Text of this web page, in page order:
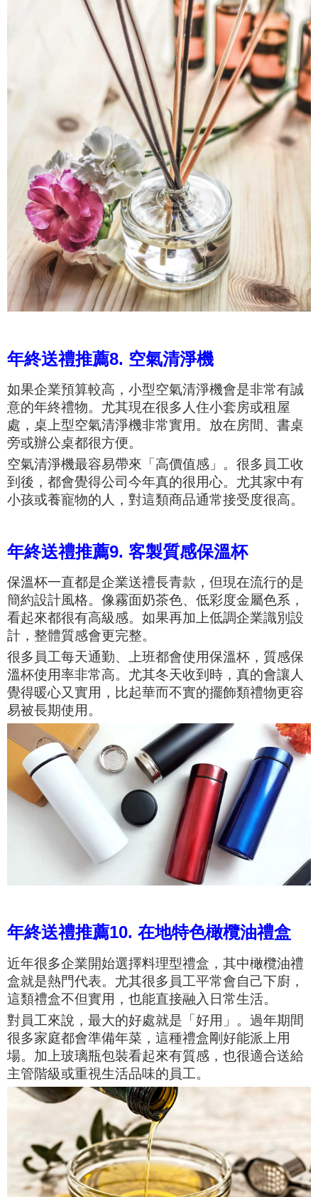
年終送禮推薦8. 空氣清淨機
如果企業預算較高，小型空氣清淨機會是非常有誠
意的年終禮物。尤其現在很多人住小套房或租屋
處，桌上型空氣清淨機非常實用。放在房間、書桌
旁或辦公桌都很方便。
空氣清淨機最容易帶來「高價值感」。很多員工收
到後，都會覺得公司今年真的很用心。尤其家中有
小孩或養寵物的人，對這類商品通常接受度很高。
年終送禮推薦9. 客製質感保溫杯
保溫杯一直都是企業送禮長青款，但現在流行的是
簡約設計風格。像霧面奶茶色、低彩度金屬色系，
看起來都很有高級感。如果再加上低調企業識別設
計，整體質感會更完整。
很多員工每天通勤、上班都會使用保溫杯，質感保
溫杯使用率非常高。尤其冬天收到時，真的會讓人
覺得暖心又實用，比起華而不實的擺飾類禮物更容
易被長期使用。
年終送禮推薦10. 在地特色橄欖油禮盒
近年很多企業開始選擇料理型禮盒，其中橄欖油禮
盒就是熱門代表。尤其很多員工平常會自己下廚，
這類禮盒不但實用，也能直接融入日常生活。
對員工來說，最大的好處就是「好用」。過年期間
很多家庭都會準備年菜，這種禮盒剛好能派上用
場。加上玻璃瓶包裝看起來有質感，也很適合送給
主管階級或重視生活品味的員工。